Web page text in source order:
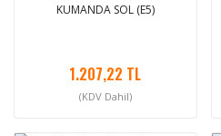
KUMANDA SOL (E5)
1.207,22 TL
(KDV Dahil)